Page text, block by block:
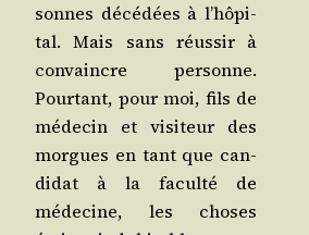
sonnes décé­dées à l’hô­pi­
tal. Mais sans réus­sir à
convaincre per­sonne.
Pour­tant, pour moi, fils de
méde­cin et visi­teur des
morgues en tant que can­
di­dat à la facul­té de
méde­cine, les choses